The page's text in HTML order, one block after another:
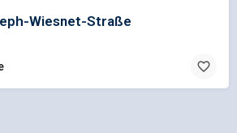
Wiesnet-Straße